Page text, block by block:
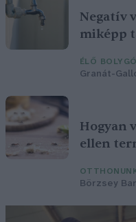
Negatív
miképp
ÉLŐ
Granát-
Hogyan
ellen
Börzsey